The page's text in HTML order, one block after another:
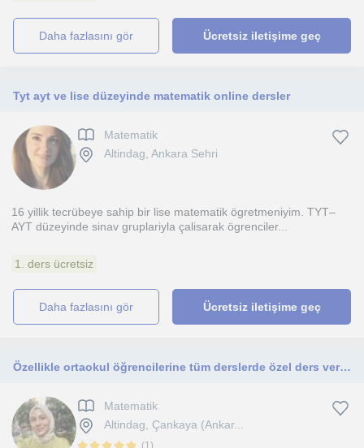
daha fazlasını gör Ücretsiz iletişime geç
Tyt ayt ve lise düzeyinde matematik online dersler
Matematik
Altindag, Ankara Sehri
16 yillik tecrübeye sahip bir lise matematik ögretmeniyim. TYT–
AYT düzeyinde sinav gruplariyla çalisarak ögrenciler...
1. ders ücretsiz
daha fazlasını gör Ücretsiz iletişime geç
Özellikle ortaokul öğrencilerine tüm derslerde özel ders veriyorum
Matematik
Altindag, Çankaya (Ankar...
(1)